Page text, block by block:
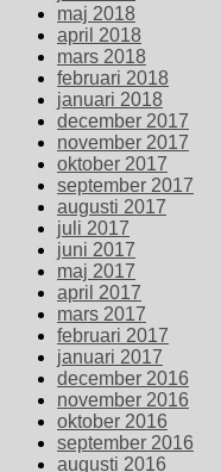
maj 2018
april 2018
mars 2018
februari 2018
januari 2018
december 2017
november 2017
oktober 2017
september 2017
augusti 2017
juli 2017
juni 2017
maj 2017
april 2017
mars 2017
februari 2017
januari 2017
december 2016
november 2016
oktober 2016
september 2016
augusti 2016